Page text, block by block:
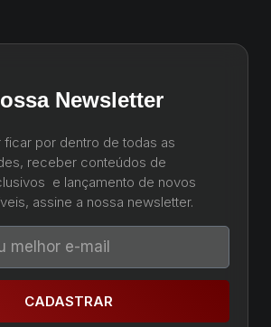
Newsletter
por dentro de todas as
receber conteúdos de
e lançamento de novos
assine a nossa newsletter.
CADASTRAR